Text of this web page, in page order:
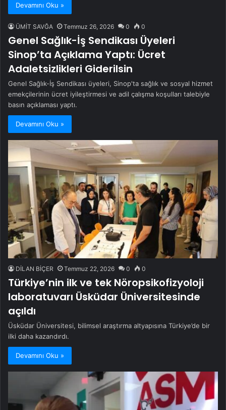
Devamını Oku »
ÜMİT SAVĞA Temmuz 26, 2026 0 0
Genel Sağlık-İş Sendikası Üyeleri
Sinop’ta Açıklama Yaptı: Ücret
Adaletsizlikleri Giderilsin
Genel Sağlık-İş Sendikası üyeleri, Sinop'ta sağlık ve sosyal hizmet
emekçilerinin ücret iyileştirmesi ve adil çalışma koşulları talebiyle
basın açıklaması yaptı.
Devamını Oku »
DİLAN BİÇER Temmuz 22, 2026 0 0
Türkiye’nin ilk ve tek Nöropsikofizyoloji
laboratuvarı Üsküdar Üniversitesinde
açıldı
Üsküdar Üniversitesi, bilimsel araştırma altyapısına Türkiye’de bir
ilki daha kazandırdı.
Devamını Oku »